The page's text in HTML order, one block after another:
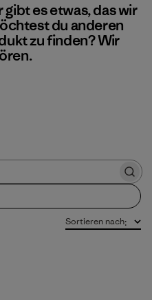
gibt es etwas, das wir
du anderen
zu finden? Wir
Sortieren nach: